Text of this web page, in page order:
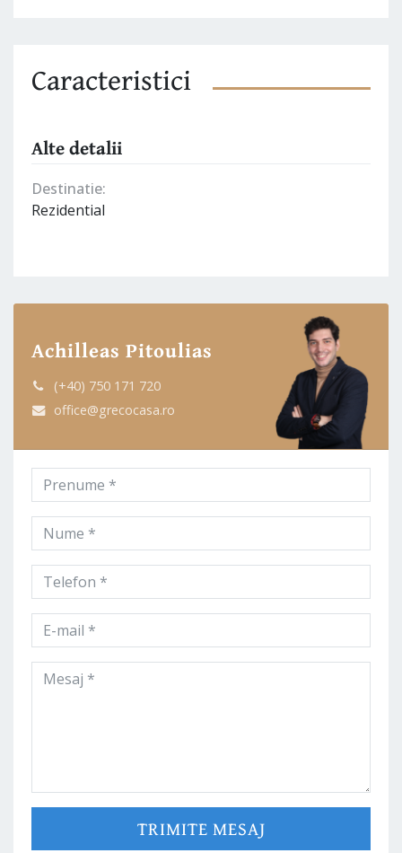
Caracteristici
Alte detalii
Destinatie:
Rezidential
Achilleas Pitoulias
(+40) 750 171 720
office@grecocasa.ro
TRIMITE MESAJ